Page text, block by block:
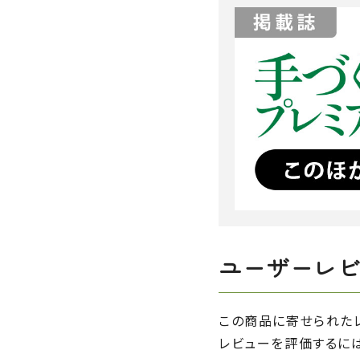
ユーザーレ
この商品に寄せられた
レビューを評価するに